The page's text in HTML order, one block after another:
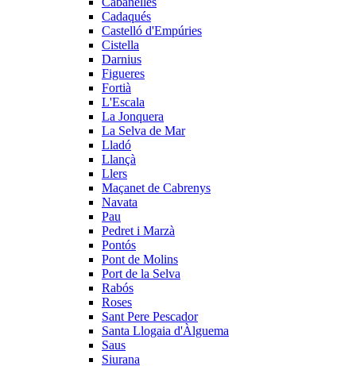
Cadaqués
Castelló d'Empúries
Cistella
Darnius
Figueres
Fortià
L'Escala
La Jonquera
La Selva de Mar
Lladó
Llançà
Llers
Maçanet de Cabrenys
Navata
Pau
Pedret i Marzà
Pontós
Pont de Molins
Port de la Selva
Rabós
Roses
Sant Pere Pescador
Santa Llogaia d'Àlguema
Saus
Siurana